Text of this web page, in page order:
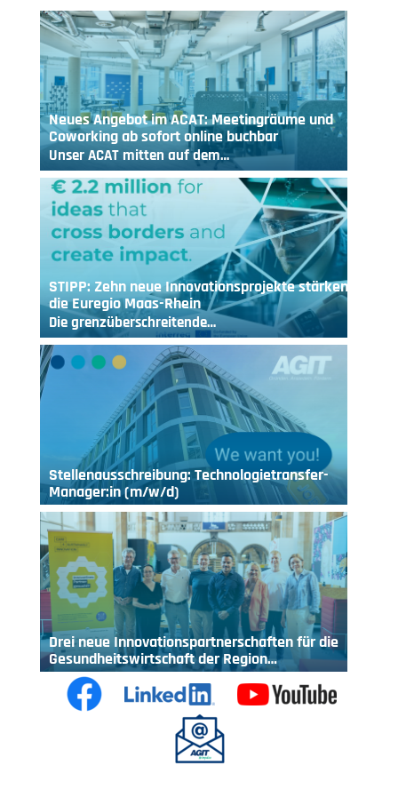
Neues Angebot im ACAT: Meetingräume und
Coworking ab sofort online buchbar
Unser ACAT mitten auf dem…
STIPP: Zehn neue Innovationsprojekte stärken
die Euregio Maas-Rhein
Die grenzüberschreitende…
Stellenausschreibung: Technologietransfer-
Manager:in (m/w/d)
Drei neue Innovationspartnerschaften für die
Gesundheitswirtschaft der Region…